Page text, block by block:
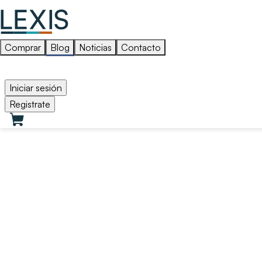
Comprar Blog Noticias Contacto
Iniciar sesión
Registrate